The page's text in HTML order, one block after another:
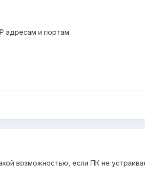
адресам и портам.
возможностью, если ПК не